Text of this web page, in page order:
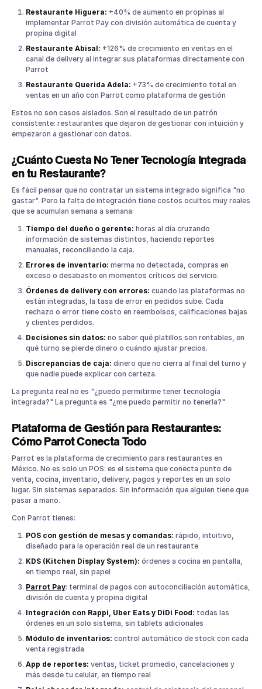
Restaurante Higuera: +40% de aumento en propinas al
implementar Parrot Pay con división automática de cuenta y
propina digital
Restaurante Abisal: +126% de crecimiento en ventas en el
canal de delivery al integrar sus plataformas directamente con
Parrot
Restaurante Querida Adela: +73% de crecimiento total en
ventas en un año con Parrot como plataforma de gestión
Estos no son casos aislados. Son el resultado de un patrón
consistente: restaurantes que dejaron de gestionar con intuición y
empezaron a gestionar con datos.
¿Cuánto Cuesta No Tener Tecnología Integrada
en tu Restaurante?
Es fácil pensar que no contratar un sistema integrado significa "no
gastar". Pero la falta de integración tiene costos ocultos muy reales
que se acumulan semana a semana:
Tiempo del dueño o gerente: horas al día cruzando
información de sistemas distintos, haciendo reportes
manuales, reconciliando la caja.
Errores de inventario: merma no detectada, compras en
exceso o desabasto en momentos críticos del servicio.
Órdenes de delivery con errores: cuando las plataformas no
están integradas, la tasa de error en pedidos sube. Cada
rechazo o error tiene costo en reembolsos, calificaciones bajas
y clientes perdidos.
Decisiones sin datos: no saber qué platillos son rentables, en
qué turno se pierde dinero o cuándo ajustar precios.
Discrepancias de caja: dinero que no cierra al final del turno y
que nadie puede explicar con certeza.
La pregunta real no es "¿puedo permitirme tener tecnología
integrada?" La pregunta es "¿me puedo permitir no tenerla?"
Plataforma de Gestión para Restaurantes:
Cómo Parrot Conecta Todo
Parrot es la plataforma de crecimiento para restaurantes en
México. No es solo un POS: es el sistema que conecta punto de
venta, cocina, inventario, delivery, pagos y reportes en un solo
lugar. Sin sistemas separados. Sin información que alguien tiene que
pasar a mano.
Con Parrot tienes:
POS con gestión de mesas y comandas: rápido, intuitivo,
diseñado para la operación real de un restaurante
KDS (Kitchen Display System): órdenes a cocina en pantalla,
en tiempo real, sin papel
Parrot Pay: terminal de pagos con autoconciliación automática,
división de cuenta y propina digital
Integración con Rappi, Uber Eats y DiDi Food: todas las
órdenes en un solo sistema, sin tablets adicionales
Módulo de inventarios: control automático de stock con cada
venta registrada
App de reportes: ventas, ticket promedio, cancelaciones y
más desde tu celular, en tiempo real